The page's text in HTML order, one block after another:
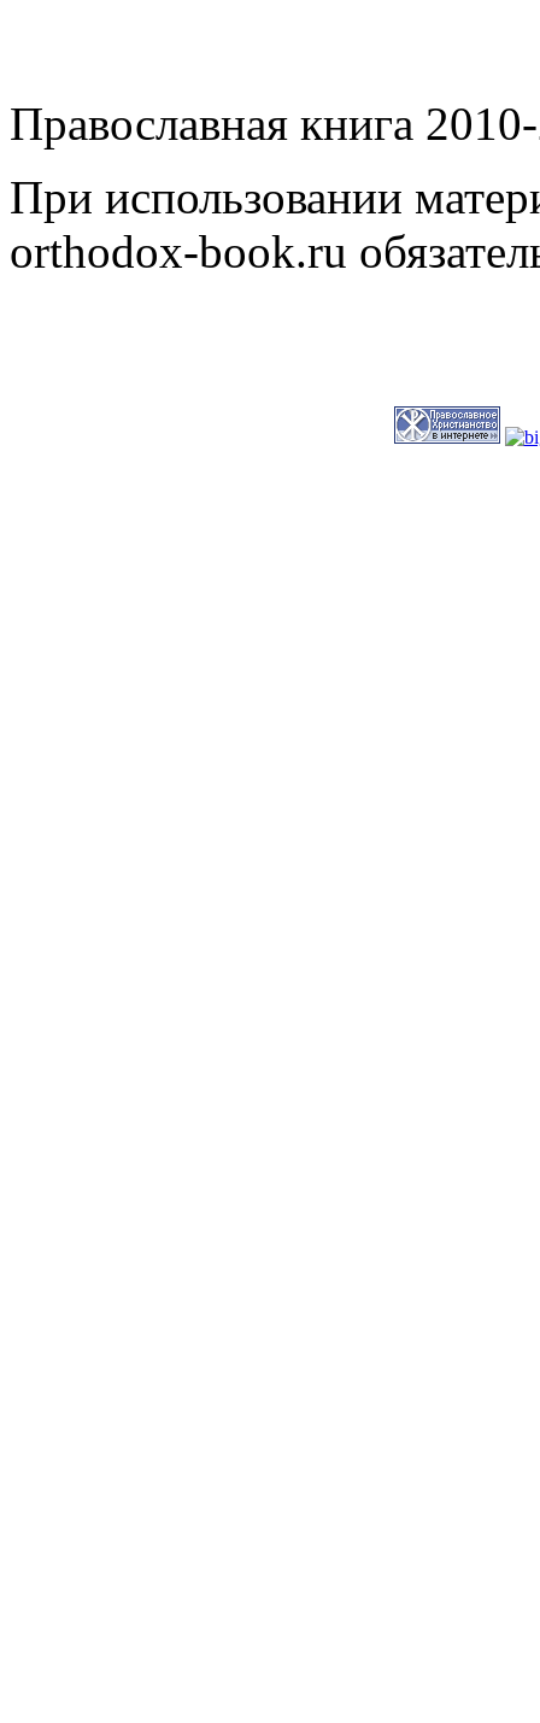
Православная книга
При использовании
orthodox-book.ru